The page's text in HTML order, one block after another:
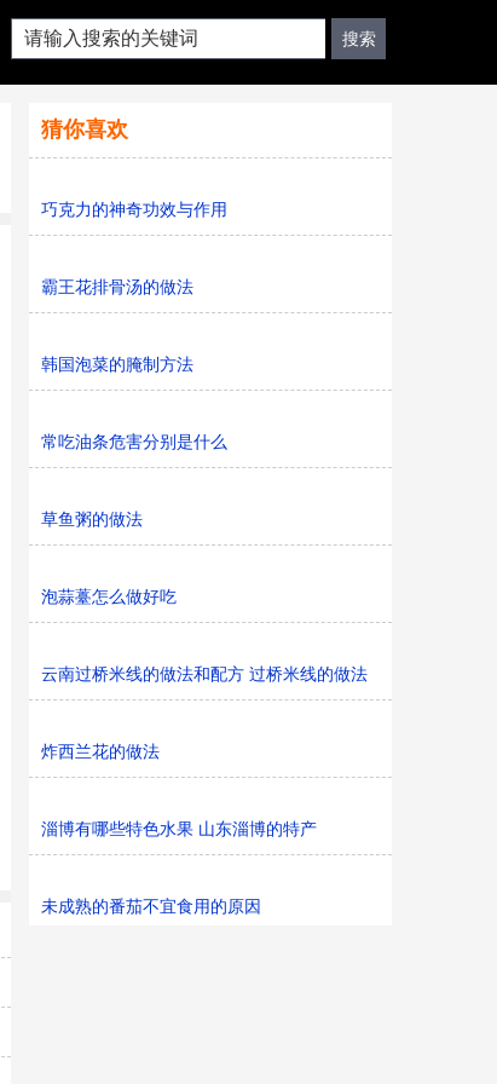
猜你喜欢
巧克力的神奇功效与作用
霸王花排骨汤的做法
韩国泡菜的腌制方法
常吃油条危害分别是什么
草鱼粥的做法
泡蒜薹怎么做好吃
云南过桥米线的做法和配方 过桥米线的做法
炸西兰花的做法
淄博有哪些特色水果 山东淄博的特产
未成熟的番茄不宜食用的原因